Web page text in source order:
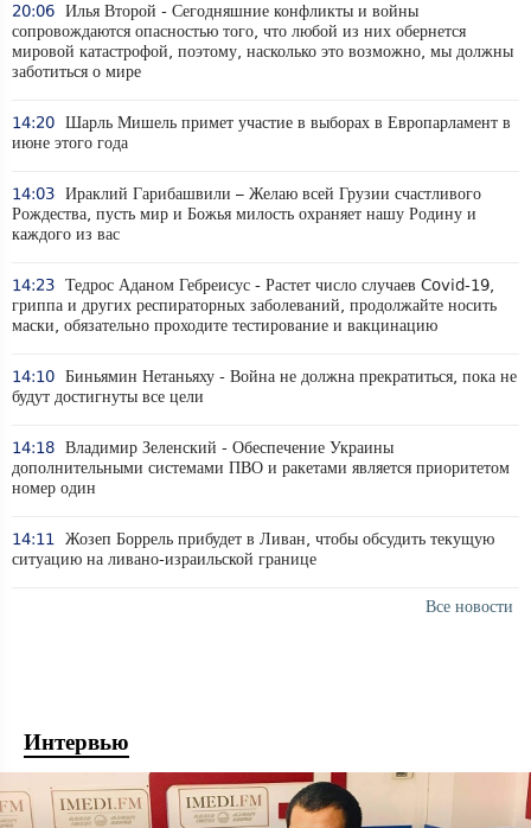
20:06 Илья Второй - Сегодняшние конфликты и войны
сопровождаются опасностью того, что любой из них обернется
мировой катастрофой, поэтому, насколько это возможно, мы должны
заботиться о мире
14:20 Шарль Мишель примет участие в выборах в Европарламент в
июне этого года
14:03 Ираклий Гарибашвили – Желаю всей Грузии счастливого
Рождества, пусть мир и Божья милость охраняет нашу Родину и
каждого из вас
14:23 Тедрос Аданом Гебреисус - Растет число случаев Covid-19,
гриппа и других респираторных заболеваний, продолжайте носить
маски, обязательно проходите тестирование и вакцинацию
14:10 Биньямин Нетаньяху - Война не должна прекратиться, пока не
будут достигнуты все цели
14:18 Владимир Зеленский - Обеспечение Украины
дополнительными системами ПВО и ракетами является приоритетом
номер один
14:11
Жозеп Боррель прибудет в Ливан, чтобы обсудить текущую
ситуацию на ливано-израильской границе
Все новости
Интервью